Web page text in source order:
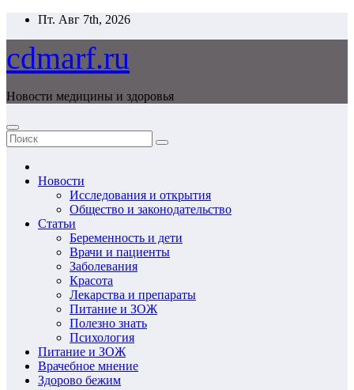
Перейти
содержимому
Пт. Авг 7th, 2026
cdmarf.ru
Новости медицины и здоровья
Новости
Исследования и открытия
Общество и законодательство
Статьи
Беременность и дети
Врачи и пациенты
Заболевания
Красота
Лекарства и препараты
Питание и ЗОЖ
Полезно знать
Психология
Питание и ЗОЖ
Врачебное мнение
Здорово бежим